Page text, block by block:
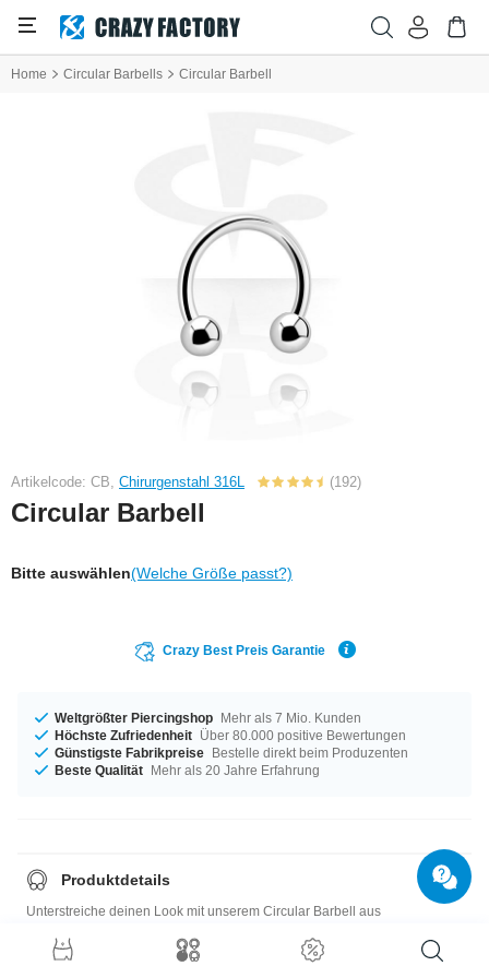
Home Circular Barbells Circular Barbell
Artikelcode: CB, Chirurgenstahl 316L (192)
Circular Barbell
Bitte auswählen(Welche Größe passt?)
Crazy Best Preis Garantie
Weltgrößter Piercingshop Mehr als 7 Mio. Kunden
Höchste Zufriedenheit Über 80.000 positive Bewertungen
Günstigste Fabrikpreise Bestelle direkt beim Produzenten
Beste Qualität Mehr als 20 Jahre Erfahrung
Produktdetails
Unterstreiche deinen Look mit unserem Circular Barbell aus
krasses Teil!". Alles eine Frage von Materialstärke und Durchmesser.
Beispiele findest du in unserer Galerie!